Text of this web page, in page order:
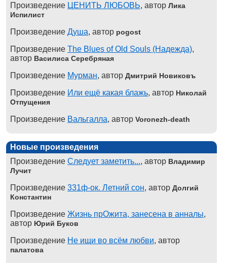
Произведение ЦЕНИТЬ ЛЮБОВЬ, автор Лика
Испилист
Произведение Душа, автор pogost
Произведение The Blues of Old Souls (Надежда),
автор Василиса Серебряная
Произведение Мурман, автор Дмитрий Новиковъ
Произведение Или ещё какая блажь, автор Николай
Отпущения
Произведение Вальгалла, автор Voronezh-death
Новые произведения
Произведение Следует заметить..., автор Владимир
Лучит
Произведение 331ф-ок. Летний сон, автор Долгий
Константин
Произведение Жизнь прОжита, занесена в анналы,
автор Юрий Буков
Произведение Не ищи во всём любви, автор
палатова